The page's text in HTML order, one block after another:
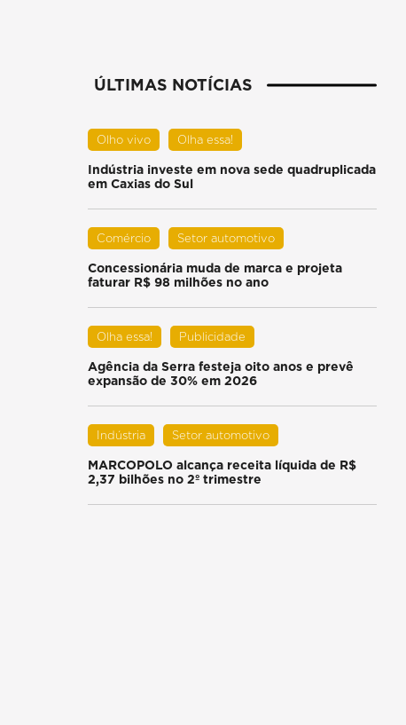
ÚLTIMAS NOTÍCIAS
Olho vivo Olha essa!
Indústria investe em nova sede quadruplicada
em Caxias do Sul
Comércio Setor automotivo
Concessionária muda de marca e projeta
faturar R$ 98 milhões no ano
Olha essa! Publicidade
Agência da Serra festeja oito anos e prevê
expansão de 30% em 2026
Indústria Setor automotivo
MARCOPOLO alcança receita líquida de R$
2,37 bilhões no 2º trimestre